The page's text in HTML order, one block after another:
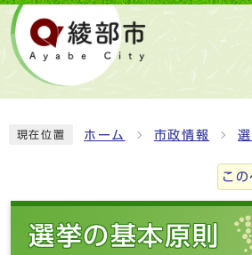
現在位置 ホーム 市政情報
こ
選挙の基本原則